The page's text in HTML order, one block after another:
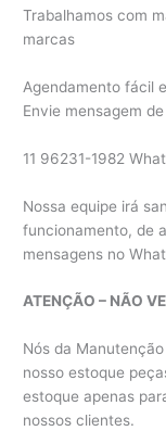
Trabalhamos com
marcas
Agendamento fácil
Envie mensagem
11 96231-1982
Nossa equipe irá
funcionamento, de
mensagens no
ATENÇÃO – NÃO
Nós da
nosso estoque
estoque apenas
nossos clientes.